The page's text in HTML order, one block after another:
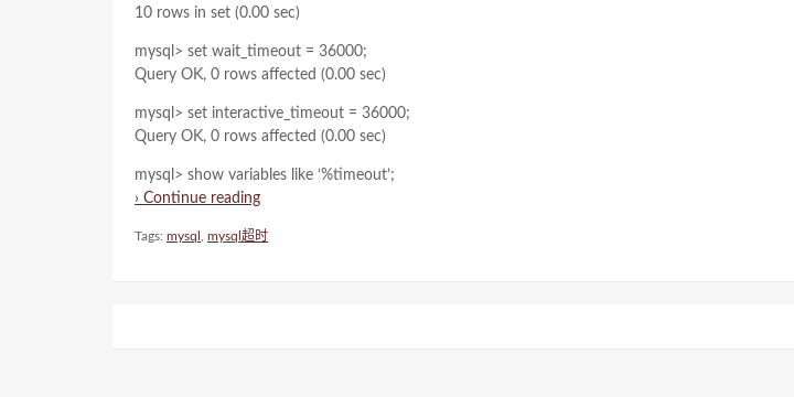
10 rows in set (0.00 sec)
mysql> set wait_timeout = 36000;
Query OK, 0 rows affected (0.00 sec)
mysql> set interactive_timeout = 36000;
Query OK, 0 rows affected (0.00 sec)
mysql> show variables like ‘%timeout’;
› Continue reading
Tags: mysql mysql超时